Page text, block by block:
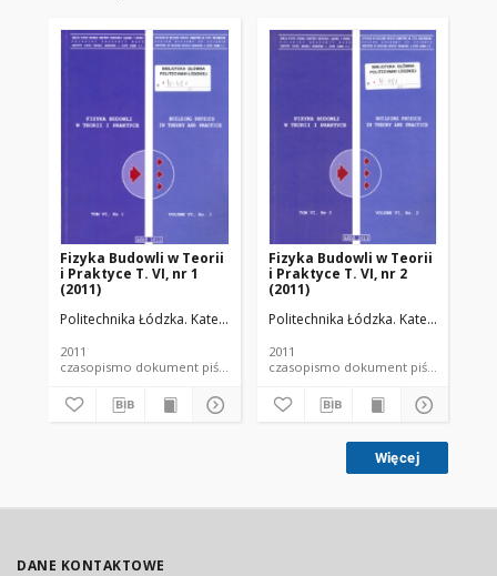
Fizyka Budowli w Teorii
i Praktyce T. VI, nr 1
(2011)
Politechnika Łódzka. Katedra Fizyki Budowli i Materiałów
2011
czasopismo dokument piśmienniczy
Fizyka Budowli w Teorii
i Praktyce T. VI, nr 2
(2011)
Politechnika Łódzka. Katedra Fizyki
2011
czasopismo dokument piśmienniczy
Więcej
DANE KONTAKTOWE